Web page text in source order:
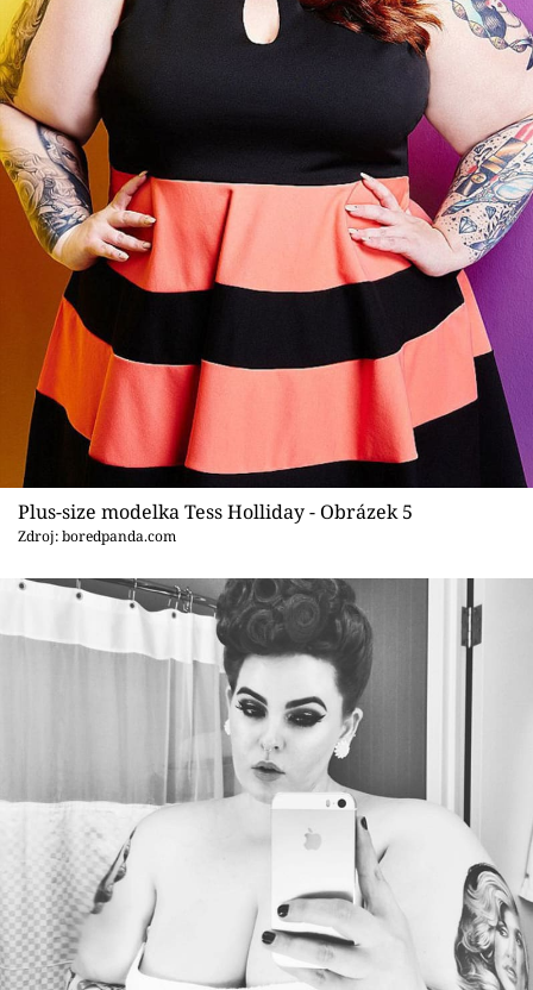
Plus-size modelka Tess Holliday - Obrázek 5
Zdroj: boredpanda.com